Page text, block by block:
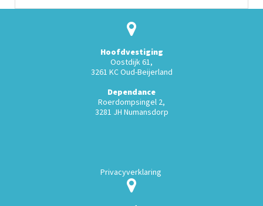
Hoofdvestiging
Oostdijk 61,
3261 KC Oud-Beijerland
Dependance
Roerdompsingel 2,
3281 JH Numansdorp
Privacyverklaring